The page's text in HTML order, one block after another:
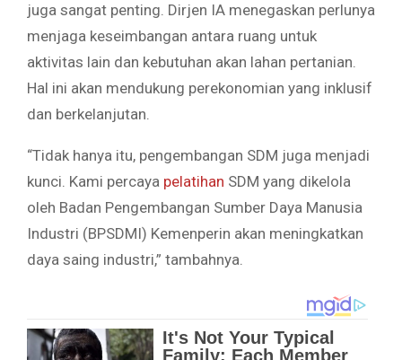
juga sangat penting. Dirjen IA menegaskan perlunya
menjaga keseimbangan antara ruang untuk
aktivitas lain dan kebutuhan akan lahan pertanian.
Hal ini akan mendukung perekonomian yang inklusif
dan berkelanjutan.
“Tidak hanya itu, pengembangan SDM juga menjadi
kunci. Kami percaya pelatihan SDM yang dikelola
oleh Badan Pengembangan Sumber Daya Manusia
Industri (BPSDMI) Kemenperin akan meningkatkan
daya saing industri,” tambahnya.